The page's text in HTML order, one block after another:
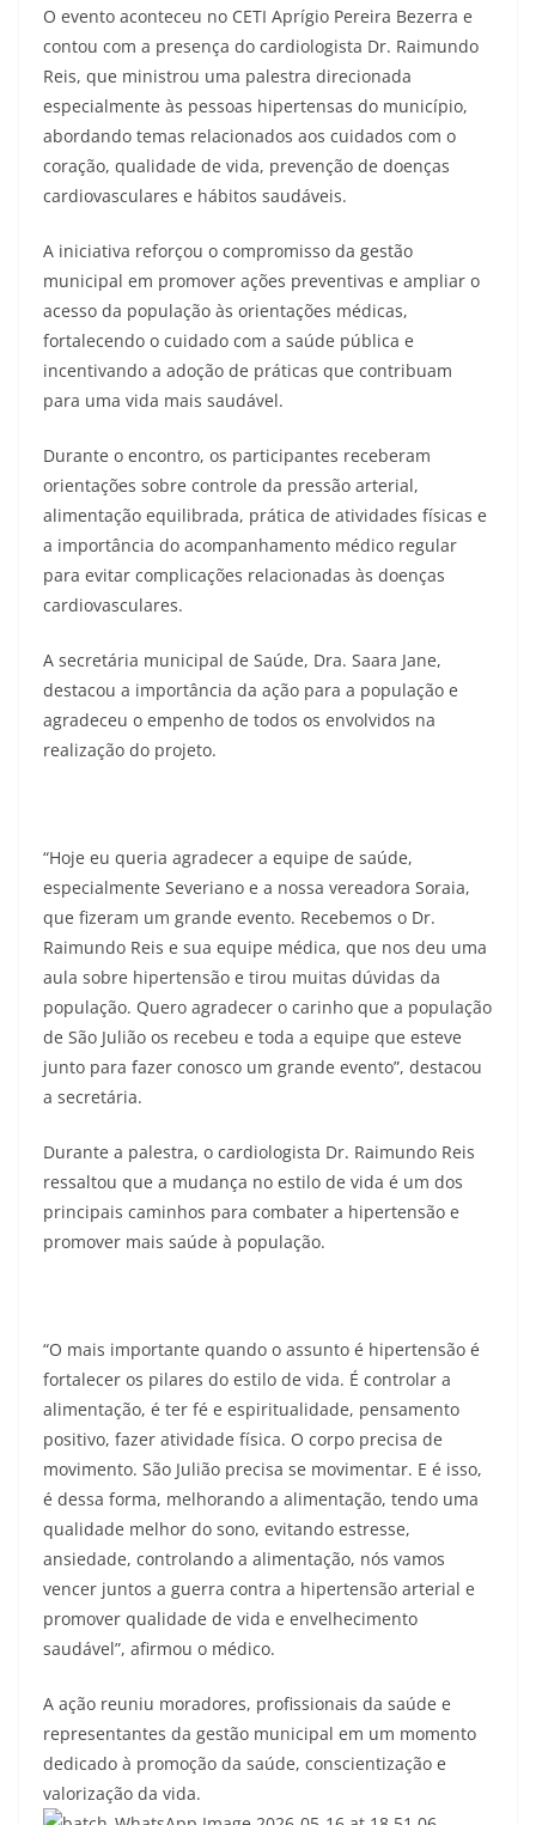
O evento aconteceu no CETI Aprígio Pereira Bezerra e
contou com a presença do cardiologista Dr. Raimundo
Reis, que ministrou uma palestra direcionada
especialmente às pessoas hipertensas do município,
abordando temas relacionados aos cuidados com o
coração, qualidade de vida, prevenção de doenças
cardiovasculares e hábitos saudáveis.
A iniciativa reforçou o compromisso da gestão
municipal em promover ações preventivas e ampliar o
acesso da população às orientações médicas,
fortalecendo o cuidado com a saúde pública e
incentivando a adoção de práticas que contribuam
para uma vida mais saudável.
Durante o encontro, os participantes receberam
orientações sobre controle da pressão arterial,
alimentação equilibrada, prática de atividades físicas e
a importância do acompanhamento médico regular
para evitar complicações relacionadas às doenças
cardiovasculares.
A secretária municipal de Saúde, Dra. Saara Jane,
destacou a importância da ação para a população e
agradeceu o empenho de todos os envolvidos na
realização do projeto.
“Hoje eu queria agradecer a equipe de saúde,
especialmente Severiano e a nossa vereadora Soraia,
que fizeram um grande evento. Recebemos o Dr.
Raimundo Reis e sua equipe médica, que nos deu uma
aula sobre hipertensão e tirou muitas dúvidas da
população. Quero agradecer o carinho que a população
de São Julião os recebeu e toda a equipe que esteve
junto para fazer conosco um grande evento”, destacou
a secretária.
Durante a palestra, o cardiologista Dr. Raimundo Reis
ressaltou que a mudança no estilo de vida é um dos
principais caminhos para combater a hipertensão e
promover mais saúde à população.
“O mais importante quando o assunto é hipertensão é
fortalecer os pilares do estilo de vida. É controlar a
alimentação, é ter fé e espiritualidade, pensamento
positivo, fazer atividade física. O corpo precisa de
movimento. São Julião precisa se movimentar. E é isso,
é dessa forma, melhorando a alimentação, tendo uma
qualidade melhor do sono, evitando estresse,
ansiedade, controlando a alimentação, nós vamos
vencer juntos a guerra contra a hipertensão arterial e
promover qualidade de vida e envelhecimento
saudável”, afirmou o médico.
A ação reuniu moradores, profissionais da saúde e
representantes da gestão municipal em um momento
dedicado à promoção da saúde, conscientização e
valorização da vida.